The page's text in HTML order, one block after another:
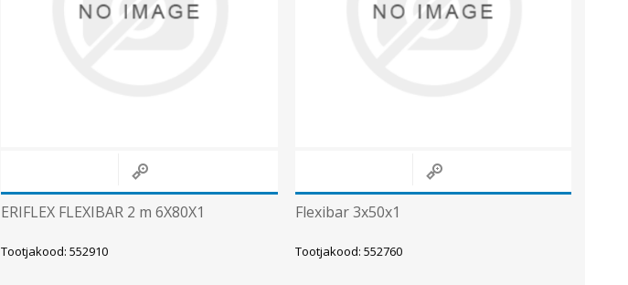
ERIFLEX FLEXIBAR 2 m 6X80X1
Tootjakood: 552910
Flexibar 3x50x1
Tootjakood: 552760